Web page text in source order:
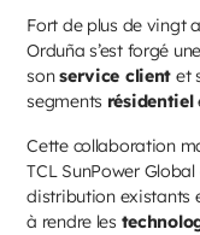
Fort de plus de vingt
Orduña s’est forgé
sonservice client et
segments résidentiel
Cette collaboration
TCL SunPower
distribution existants
à rendre les